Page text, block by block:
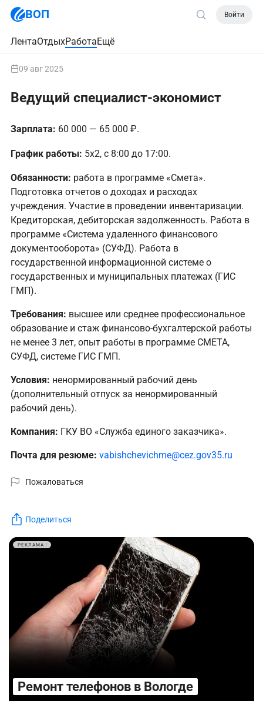
ВОП Войти
ЛентаОтдыхРаботаЕщё
09 авг 2025
Ведущий специалист-экономист
Зарплата: 60 000 — 65 000 ₽.
График работы: 5х2, с 8:00 до 17:00.
Обязанности: работа в программе «Смета».
Подготовка отчетов о доходах и расходах
учреждения. Участие в проведении инвентаризации.
Кредиторская, дебиторская задолженность. Работа в
программе «Система удаленного финансового
документооборота» (СУФД). Работа в
государственной информационной системе о
государственных и муниципальных платежах (ГИС
ГМП).
Требования: высшее или среднее профессиональное
образование и стаж финансово-бухгалтерской работы
не менее 3 лет, опыт работы в программе СМЕТА,
СУФД, системе ГИС ГМП.
Условия: ненормированный рабочий день
(дополнительный отпуск за ненормированный
рабочий день).
Компания: ГКУ ВО «Служба единого заказчика».
Почта для резюме: vabishchevichme@cez.gov35.ru
Пожаловаться
Поделиться
РЕКЛАМА
Ремонт телефонов в Вологде